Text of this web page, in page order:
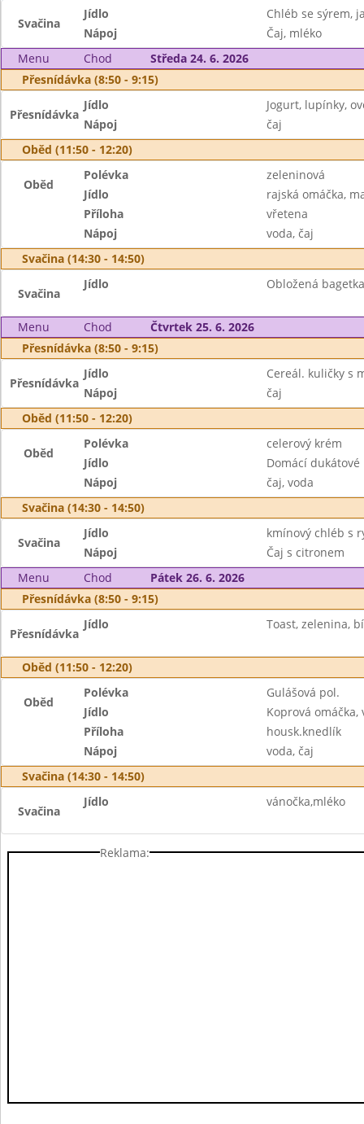
Svačina
Jídlo
Chléb se sýrem,
Nápoj
Čaj, mléko
Menu
Chod
Středa 24. 6. 2026
Přesnídávka (8:50 - 9:15)
Přesnídávka
Jídlo
Jogurt, lupínky,
Nápoj
čaj
Oběd (11:50 - 12:20)
Oběd
Polévka
zeleninová
Jídlo
rajská omáčka,
Příloha
vřetena
Nápoj
voda, čaj
Svačina (14:30 - 14:50)
Svačina
Jídlo Obložená
Menu Chod
Čtvrtek 25. 6. 2026
Přesnídávka (8:50 - 9:15)
Přesnídávka
Jídlo
Cereál. kuličky s
Nápoj
čaj
Oběd (11:50 - 12:20)
Oběd
Polévka
celerový krém
Jídlo
Domácí
Nápoj
čaj, voda
Svačina (14:30 - 14:50)
Svačina
Jídlo
kmínový chléb s
Nápoj
Čaj s citronem
Menu
Chod
Pátek 26. 6. 2026
Přesnídávka (8:50 - 9:15)
Přesnídávka
Jídlo Toast, zelenina,
Oběd (11:50 - 12:20)
Oběd
Polévka
Gulášová pol.
Jídlo
Koprová omáčka,
Příloha
housk.knedlík
Nápoj
voda, čaj
Svačina (14:30 - 14:50)
Svačina
Jídlo vánočka,mléko
Reklama: